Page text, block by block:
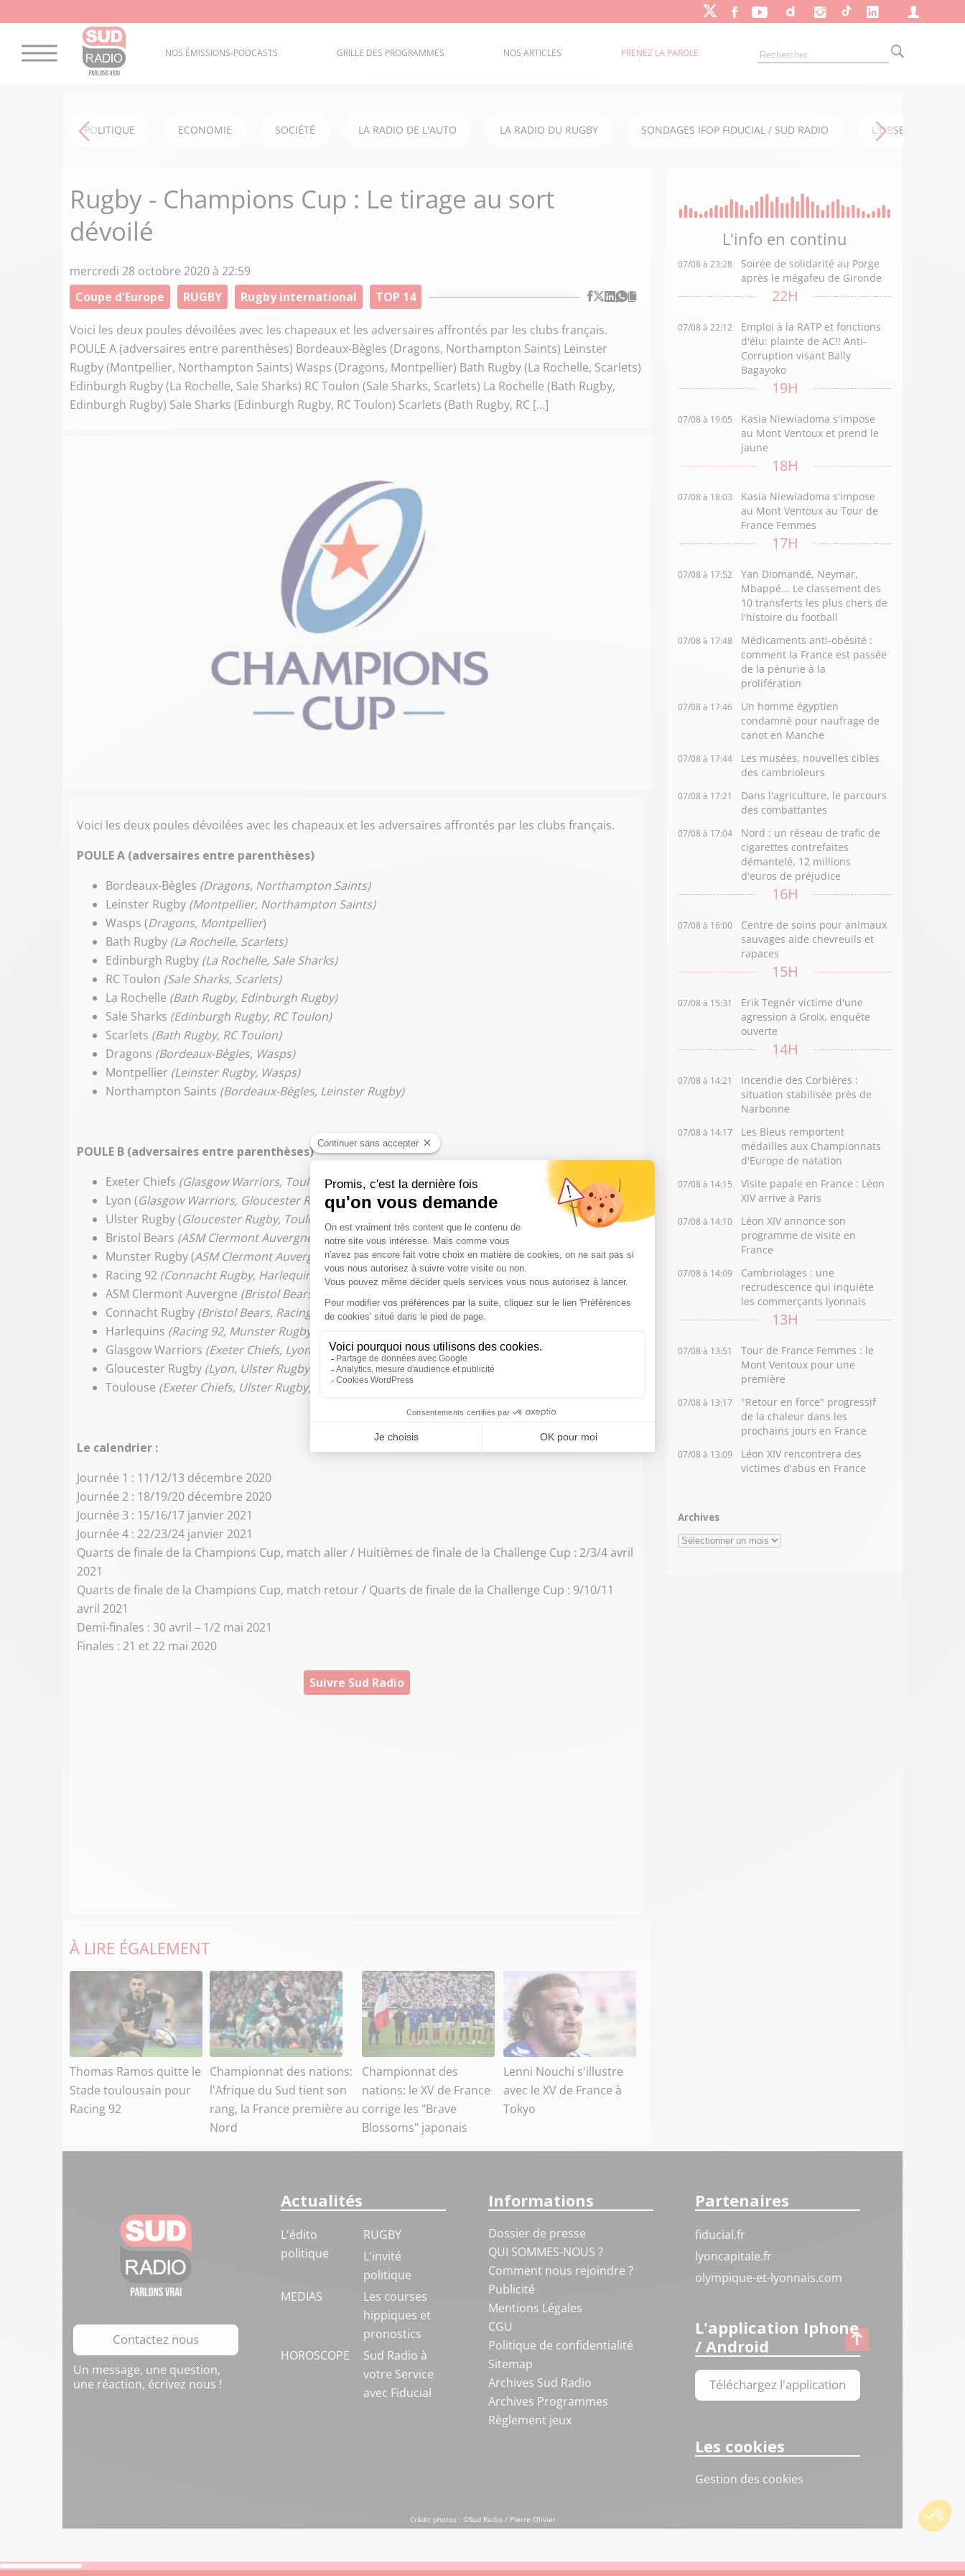
NOS ÉMISSIONS-PODCASTS GRILLE DES PROGRAMMES NOS ARTICLES PRENEZ LA PAROLE
POLITIQUE ECONOMIE SOCIÉTÉ LA RADIO DE L'AUTO LA RADIO DU RUGBY SONDAGES IFOP FIDUCIAL / SUD RADIO L'OBSERVATOIRE
Rugby - Champions Cup : Le tirage au sort
dévoilé
mercredi 28 octobre 2020 à 22:59
Coupe d'Europe
RUGBY Rugby international TOP 14
Voici les deux poules dévoilées avec les chapeaux et les adversaires affrontés par les clubs français.
POULE A (adversaires entre parenthèses) Bordeaux-Bègles (Dragons, Northampton Saints) Leinster
Rugby (Montpellier, Northampton Saints) Wasps (Dragons, Montpellier) Bath Rugby (La Rochelle, Scarlets)
Edinburgh Rugby (La Rochelle, Sale Sharks) RC Toulon (Sale Sharks, Scarlets) La Rochelle (Bath Rugby,
Edinburgh Rugby) Sale Sharks (Edinburgh Rugby, RC Toulon) Scarlets (Bath Rugby, RC […]
Voici les deux poules dévoilées avec les chapeaux et les adversaires affrontés par les clubs français.
POULE A (adversaires entre parenthèses)
Bordeaux-Bègles (Dragons, Northampton Saints)
Leinster Rugby (Montpellier, Northampton Saints)
Wasps (Dragons, Montpellier)
Bath Rugby (La Rochelle, Scarlets)
Edinburgh Rugby (La Rochelle, Sale Sharks)
RC Toulon (Sale Sharks, Scarlets)
La Rochelle (Bath Rugby, Edinburgh Rugby)
Sale Sharks (Edinburgh Rugby, RC Toulon)
Scarlets (Bath Rugby, RC Toulon)
Dragons (Bordeaux-Bègles, Wasps)
Montpellier (Leinster Rugby, Wasps)
Northampton Saints (Bordeaux-Bègles, Leinster Rugby)
POULE B (adversaires entre parenthèses)
Exeter Chiefs (Glasgow Warriors, Toulouse)
Lyon (Glasgow Warriors, Gloucester Rugby)
Ulster Rugby (Gloucester Rugby, Toulouse
Bristol Bears (ASM Clermont Auvergne, Connacht Rugby)
Munster Rugby (ASM Clermont Auvergne, Harlequins)
Racing 92 (Connacht Rugby, Harlequins)
ASM Clermont Auvergne (Bristol Bears, Munster Rugby)
Connacht Rugby (Bristol Bears, Racing 92)
Harlequins (Racing 92, Munster Rugby)
Glasgow Warriors (Exeter Chiefs, Lyon)
Gloucester Rugby (Lyon, Ulster Rugby)
Toulouse (Exeter Chiefs, Ulster Rugby)
Le calendrier :
Journée 1 : 11/12/13 décembre 2020
Journée 2 : 18/19/20 décembre 2020
Journée 3 : 15/16/17 janvier 2021
Journée 4 : 22/23/24 janvier 2021
Quarts de finale de la Champions Cup, match aller / Huitièmes de finale de la Challenge Cup : 2/3/4 avril
2021
Quarts de finale de la Champions Cup, match retour / Quarts de finale de la Challenge Cup : 9/10/11
avril 2021
Demi-finales : 30 avril – 1/2 mai 2021
Finales : 21 et 22 mai 2020
Suivre Sud Radio
À LIRE ÉGALEMENT
Thomas Ramos quitte le
Stade toulousain pour
Racing 92
Championnat des nations:
l'Afrique du Sud tient son
rang, la France première au
Nord
Championnat des
nations: le XV de France
corrige les "Brave
Blossoms" japonais
Lenni Nouchi s'illustre
avec le XV de France à
Tokyo
L'info en continu
07/08 à 23:28
Soirée de solidarité au Porge
après le mégafeu de Gironde
22H
07/08 à 22:12
Emploi à la RATP et fonctions
d'élu: plainte de AC!! Anti-
Corruption visant Bally
Bagayoko
19H
07/08 à 19:05
Kasia Niewiadoma s'impose
au Mont Ventoux et prend le
jaune
18H
07/08 à 18:03
Kasia Niewiadoma s'impose
au Mont Ventoux au Tour de
France Femmes
17H
07/08 à 17:52
Yan Diomandé, Neymar,
Mbappé... Le classement des
10 transferts les plus chers de
l'histoire du football
07/08 à 17:48
Médicaments anti-obésité :
comment la France est passée
de la pénurie à la
prolifération
07/08 à 17:46
Un homme égyptien
condamné pour naufrage de
canot en Manche
07/08 à 17:44
Les musées, nouvelles cibles
des cambrioleurs
07/08 à 17:21
Dans l'agriculture, le parcours
des combattantes
07/08 à 17:04
Nord : un réseau de trafic de
cigarettes contrefaites
démantelé, 12 millions
d'euros de préjudice
16H
07/08 à 16:00
Centre de soins pour animaux
sauvages aide chevreuils et
rapaces
15H
07/08 à 15:31
Erik Tegnér victime d'une
agression à Groix, enquête
ouverte
14H
07/08 à 14:21
Incendie des Corbières :
situation stabilisée près de
Narbonne
07/08 à 14:17
Les Bleus remportent
médailles aux Championnats
d'Europe de natation
07/08 à 14:15
Visite papale en France : Léon
XIV arrive à Paris
07/08 à 14:10
Léon XIV annonce son
programme de visite en
France
07/08 à 14:09
Cambriolages : une
recrudescence qui inquiète
les commerçants lyonnais
13H
07/08 à 13:51
Tour de France Femmes : le
Mont Ventoux pour une
première
07/08 à 13:17
"Retour en force" progressif
de la chaleur dans les
prochains jours en France
07/08 à 13:09
Léon XIV rencontrera des
victimes d'abus en France
Archives
Archives
Contactez nous
Un message, une question,
une réaction, écrivez nous !
Actualités
L'édito
politique
RUGBY
L'invité
politique
MEDIAS
Les courses
hippiques et
pronostics
HOROSCOPE
Sud Radio à
votre Service
avec Fiducial
Informations
Dossier de presse
QUI SOMMES-NOUS ?
Comment nous rejoindre ?
Publicité
Mentions Légales
CGU
Politique de confidentialité
Sitemap
Archives Sud Radio
Archives Programmes
Règlement jeux
Partenaires
fiducial.fr
lyoncapitale.fr
olympique-et-lyonnais.com
L'application Iphone
/ Android
Téléchargez l'application
Les cookies
Gestion des cookies
Crédit photos : ©Sud Radio / Pierre Olivier